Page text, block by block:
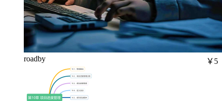
roadby ￥5